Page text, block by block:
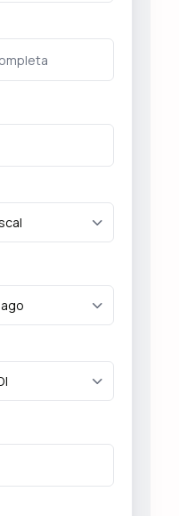
San Luis Potosi -
Tamps.
Barrio Blanco, 87670
Hidalgo, 87805
89800 Cdad.